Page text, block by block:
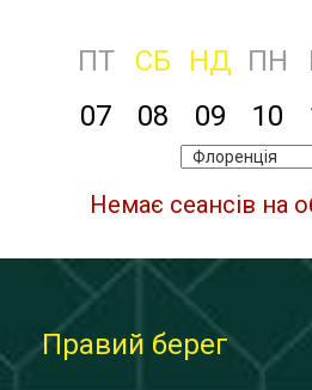
ПТ СБ НД ПН
07
08 09 10
Немає сеансів на
Правий берег